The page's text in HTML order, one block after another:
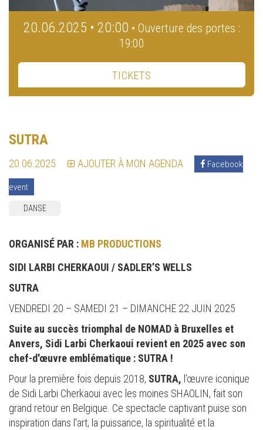
20.06.2025 • 20:00 • Ouverture des portes :
19:00
TICKETS
SUTRA
20.06.2025 AJOUTER À MON AGENDA Facebook
event
DANSE
ORGANISÉ PAR : MB PRODUCTIONS
SIDI LARBI CHERKAOUI / SADLER’S WELLS
SUTRA
VENDREDI 20 – SAMEDI 21 – DIMANCHE 22 JUIN 2025
Suite au succès triomphal de NOMAD à Bruxelles et
Anvers, Sidi Larbi Cherkaoui revient en 2025 avec son
chef-d'œuvre emblématique : SUTRA !
Pour la première fois depuis 2018, SUTRA, l’œuvre iconique
de Sidi Larbi Cherkaoui avec les moines SHAOLIN, fait son
grand retour en Belgique. Ce spectacle captivant puise son
inspiration dans l'art, la puissance, la spiritualité et la